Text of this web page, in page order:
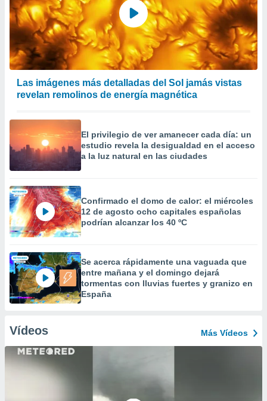
Las imágenes más detalladas del Sol jamás vistas
revelan remolinos de energía magnética
El privilegio de ver amanecer cada día: un
estudio revela la desigualdad en el acceso
a la luz natural en las ciudades
Confirmado el domo de calor: el miércoles
12 de agosto ocho capitales españolas
podrían alcanzar los 40 ºC
Se acerca rápidamente una vaguada que
entre mañana y el domingo dejará
tormentas con lluvias fuertes y granizo en
España
Vídeos Más Vídeos